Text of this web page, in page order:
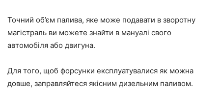
Точний об’єм палива, яке може подавати в зворотну
магістраль ви можете знайти в мануалі свого
автомобіля або двигуна.
Для того, щоб форсунки експлуатувалися як можна
довше, заправляйтеся якісним дизельним паливом.